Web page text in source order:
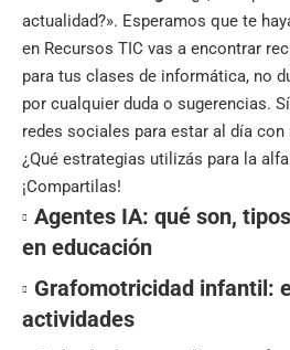
actualidad?». Esperamos que te
en Recursos TIC vas a encontrar
para tus clases de informática, no
por cualquier duda o sugerencias.
redes sociales para estar al día
¿Qué estrategias utilizás para la
¡Compartilas!
Agentes IA: qué son,
en educación
Grafomotricidad infantil:
actividades